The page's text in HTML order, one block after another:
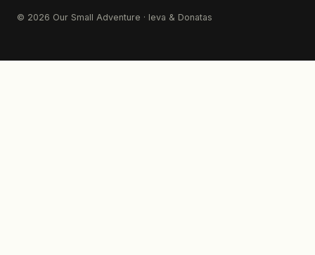
© 2026 Our Small Adventure · Ieva & Donatas